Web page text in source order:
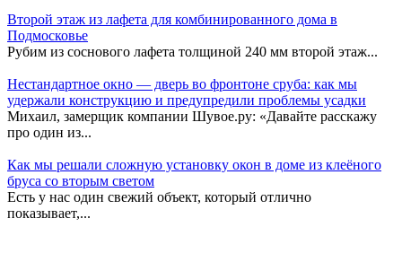
Второй этаж из лафета для комбинированного дома в
Подмосковье
Рубим из соснового лафета толщиной 240 мм второй этаж...
Нестандартное окно — дверь во фронтоне сруба: как мы
удержали конструкцию и предупредили проблемы усадки
Михаил, замерщик компании Шувое.ру: «Давайте расскажу
про один из...
Как мы решали сложную установку окон в доме из клеёного
бруса со вторым светом
Есть у нас один свежий объект, который отлично
показывает,...